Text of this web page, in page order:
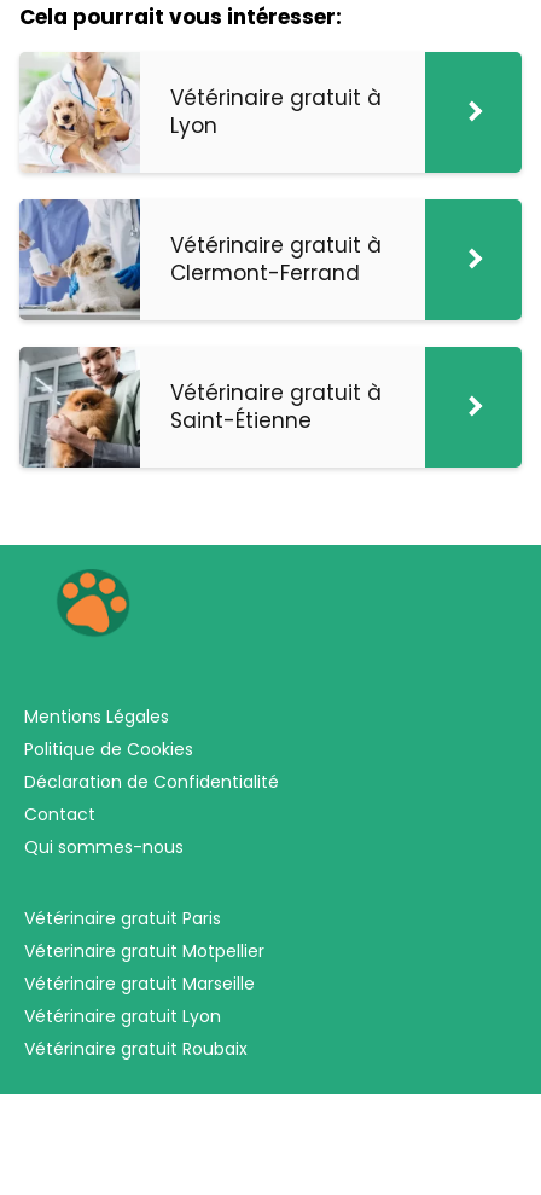
Cela pourrait vous intéresser:
Vétérinaire gratuit à
Lyon
Vétérinaire gratuit à
Clermont-Ferrand
Vétérinaire gratuit à
Saint-Étienne
Mentions Légales
Politique de Cookies
Déclaration de Confidentialité
Contact
Qui sommes-nous
Vétérinaire gratuit Paris
Véterinaire gratuit Motpellier
Vétérinaire gratuit Marseille
Vétérinaire gratuit Lyon
Vétérinaire gratuit Roubaix